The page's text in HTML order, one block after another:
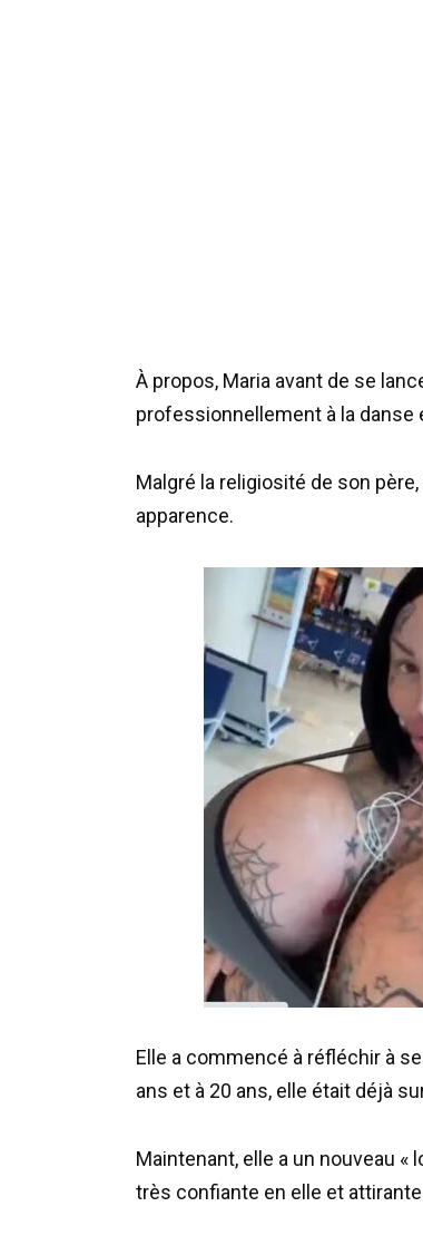
À propos, Maria avant de se
professionnellement à la danse
Malgré la religiosité de son
apparence.
Elle a commencé à réfléchir à
ans et à 20 ans, elle était déjà
Maintenant, elle a un nouveau
très confiante en elle et